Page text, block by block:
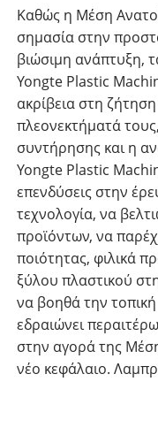
Καθώς η Μέση
σημασία στην
βιώσιμη ανάπτυξη,
Yongte Plastic
ακρίβεια στη
πλεονεκτήματά
συντήρησης και η
Yongte Plastic
επενδύσεις στην
τεχνολογία, να
προϊόντων, να
ποιότητας, φιλικά
ξύλου πλαστικού
να βοηθά την
εδραιώνει
στην αγορά της
νέο κεφάλαιο.